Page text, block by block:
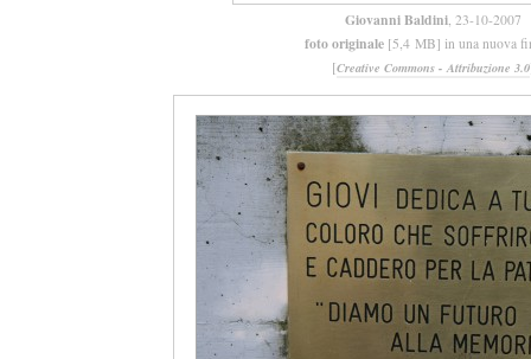
Giovanni Baldini , 23-10-2007
foto originale [5,4 MB] in una nuova
[Creative Commons - Attribuzione 3.0